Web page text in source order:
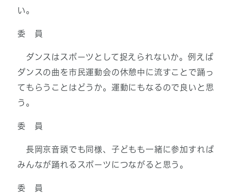
い。
委 員
ダンスはスポーツとして捉えられないか。例えば
ダンスの曲を市民運動会の休憩中に流すことで踊っ
てもらうことはどうか。運動にもなるので良いと思
う。
委 員
長岡京音頭でも同様、子どもも一緒に参加すれば
みんなが踊れるスポーツにつながると思う。
委 員